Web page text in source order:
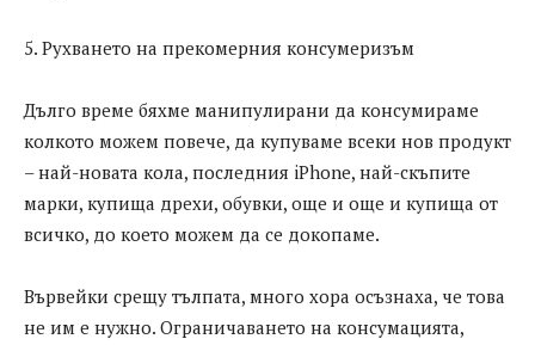
5. Рухването на прекомерния консумеризъм
Дълго време бяхме манипулирани да консумираме
колкото можем повече, да купуваме всеки нов продукт
– най-новата кола, последния iPhone, най-скъпите
марки, купища дрехи, обувки, още и още и купища от
всичко, до което можем да се докопаме.
Вървейки срещу тълпата, много хора осъзнаха, че това
не им е нужно. Ограничаването на консумацията,